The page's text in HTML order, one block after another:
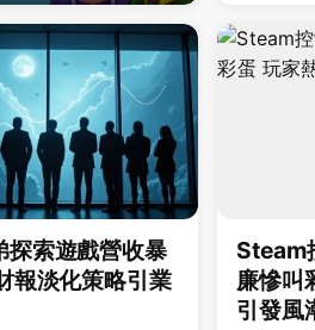
探索遊戲營收暴
報淡化策略引業
Steam
廉慘叫
引發風